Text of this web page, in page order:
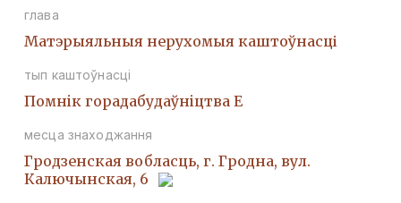
глава
Матэрыяльныя нерухомыя каштоўнасці
тып каштоўнасці
Помнiк горадабудаўнiцтва Е
месца знаходжання
Гродзенская вобласць, г. Гродна, вул.
Калючынская, 6